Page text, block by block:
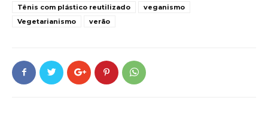
Tênis com plástico reutilizado
veganismo
Vegetarianismo
verão